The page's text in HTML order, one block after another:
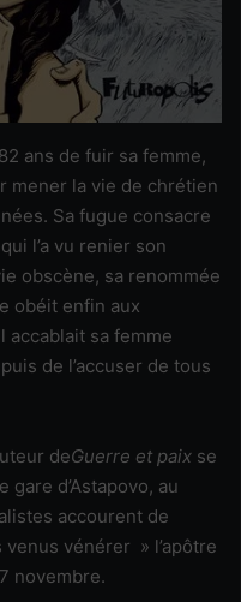
ans de fuir sa femme,
mener la vie de chrétien
Sa fugue consacre
l’a vu renier son
obscène, sa renommée
obéit enfin aux
accablait sa femme
de l’accuser de tous
deGuerre et paix se
d’Astapovo, au
accourent de
vénérer » l’apôtre
novembre.